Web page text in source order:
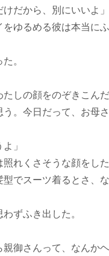
だから、別にいいよ」
ゆるめる彼は本当に
。
しの顔をのぞきこん
。今日だって、お母
」
れくさそうな顔をした
でスーツ着るとさ、
ずふき出した。
御さんって、なんかヘ